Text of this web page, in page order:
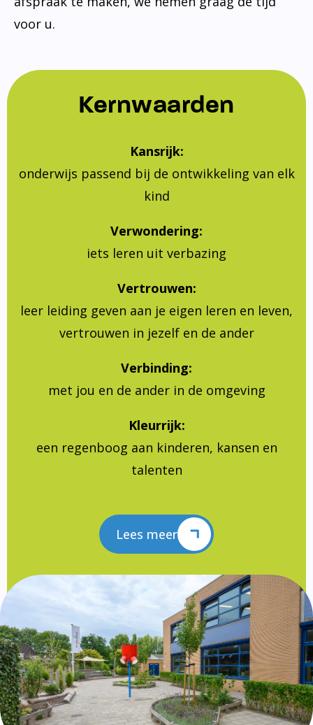
voor u.
Kernwaarden
Kansrijk:
onderwijs passend bij de ontwikkeling van elk
kind
Verwondering:
iets leren uit verbazing
Vertrouwen:
leer leiding geven aan je eigen leren en leven,
vertrouwen in jezelf en de ander
Verbinding:
met jou en de ander in de omgeving
Kleurrijk:
een regenboog aan kinderen, kansen en
talenten
Lees meer